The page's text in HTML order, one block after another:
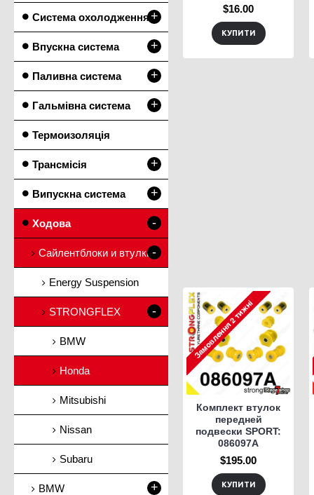
Система охолодження+
Впускна система +
Паливна система +
Гальмівна система +
Термоизоляція
Трансмісія +
Випускна система +
Ходова -
Сайлентблоки и втулки -
Energy Suspension
STRONGFLEX -
BMW
Honda
Mitsubishi
Nissan
Subaru
BMW +
$16.00
КУПИТИ
Комплект втулок
передней
подвески SPORT:
086097A
$195.00
КУПИТИ